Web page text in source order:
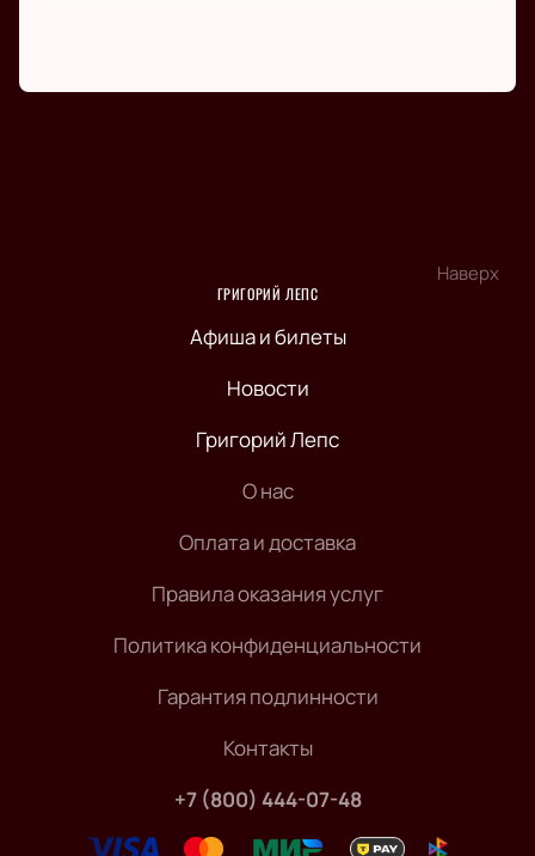
Наверх
ГРИГОРИЙ ЛЕПС
Афиша и билеты
Новости
Григорий Лепс
О нас
Оплата и доставка
Правила оказания услуг
Политика конфиденциальности
Гарантия подлинности
Контакты
+7 (800) 444-07-48